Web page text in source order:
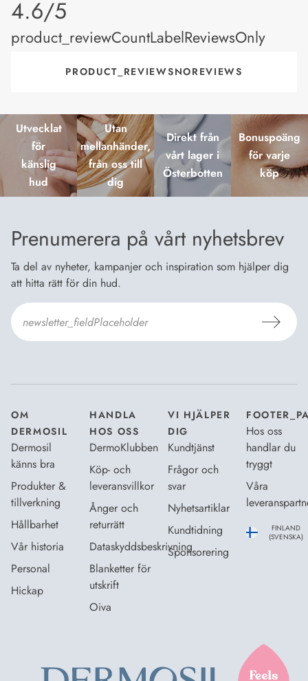
product_rating
4.6/5
product_reviewCountLabelReviewsOnly
PRODUCT_REVIEWSNOREVIEWS
Utvecklat
för
känslig
hud
Utan
mellanhänder,
från oss till
dig
Direkt från
vårt lager i
Österbotten
Bonuspoäng
för varje
köp
Prenumerera på vårt nyhetsbrev
Ta del av nyheter, kampanjer och inspiration som hjälper dig
att hitta rätt för din hud.
OM
DERMOSIL
Dermosil
känns bra
Produkter &
tillverkning
Hållbarhet
Vår historia
Personal
Hickap
HANDLA
HOS OSS
DermoKlubben
Köp- och
leveransvillkor
Ånger och
returrätt
Dataskyddsbeskrivning
Blanketter för
utskrift
Oiva
VI HJÄLPER
DIG
Kundtjänst
Frågor och
svar
Nyhetsartiklar
Kundtidning
Sponsorering
Hos oss
handlar du
tryggt
Våra
FINLAND
(SVENSKA)